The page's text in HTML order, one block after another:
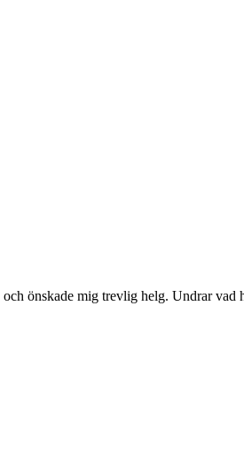
och önskade mig trevlig helg. Undrar vad